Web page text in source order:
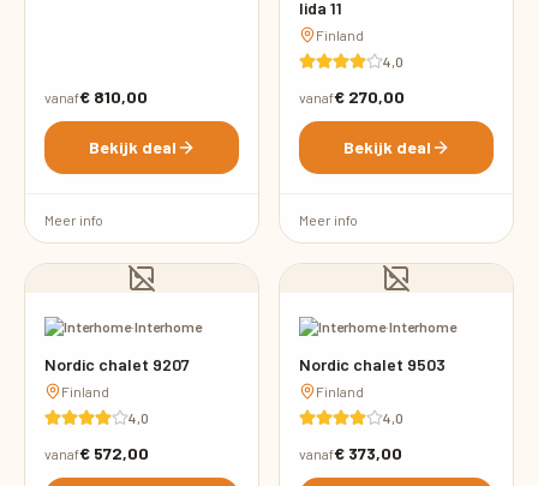
vanaf€ 810,00
Bekijk deal
Meer info
Iida 11
Finland
4,0
vanaf€ 270,00
Bekijk deal
Meer info
·Interhome
Nordic chalet 9207
Finland
4,0
vanaf€ 572,00
·Interhome
Nordic chalet 9503
Finland
4,0
vanaf€ 373,00